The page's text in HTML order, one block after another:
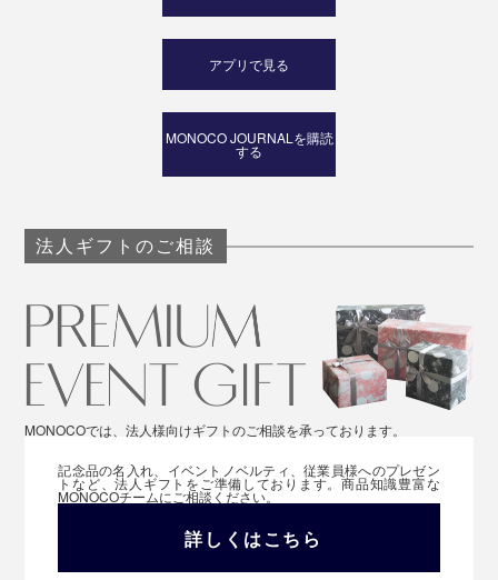
アプリで見る
MONOCO JOURNALを購読
する
法人ギフトのご相談
MONOCOでは、法人様向けギフトのご相談を承っております。
記念品の名入れ、イベントノベルティ、従業員様へのプレゼン
トなど、法人ギフトをご準備しております。商品知識豊富な
MONOCOチームにご相談ください。
詳しくはこちら